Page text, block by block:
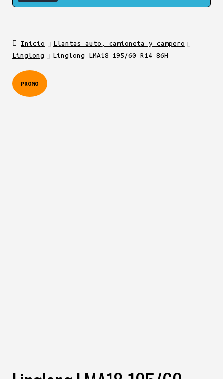
Inicio
Llantas auto, camioneta y campero
Linglong
Linglong LMA18 195/60 R14 86H
PROMO